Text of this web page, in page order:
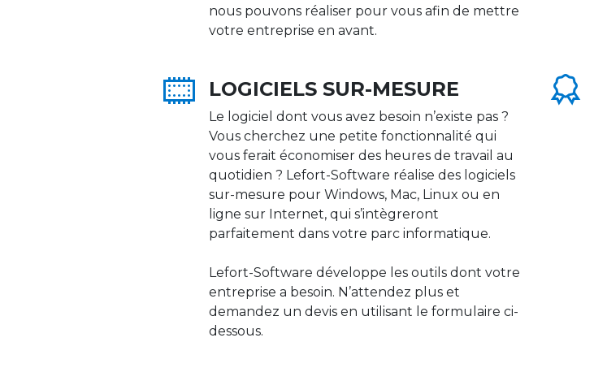
nous pouvons réaliser pour vous afin de mettre
votre entreprise en avant.
LOGICIELS SUR-MESURE
Le logiciel dont vous avez besoin n’existe pas ?
Vous cherchez une petite fonctionnalité qui
vous ferait économiser des heures de travail au
quotidien ? Lefort-Software réalise des logiciels
sur-mesure pour Windows, Mac, Linux ou en
ligne sur Internet, qui s’intègreront
parfaitement dans votre parc informatique.
Lefort-Software développe les outils dont votre
entreprise a besoin. N’attendez plus et
demandez un devis en utilisant le formulaire ci-
dessous.